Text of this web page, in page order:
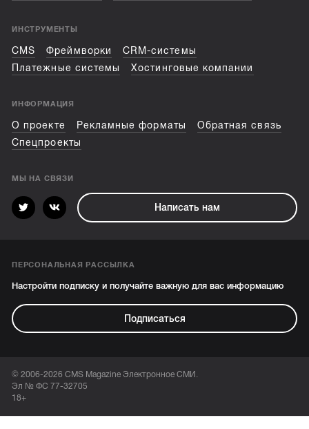
ИНСТРУМЕНТЫ
CMS Фреймворки
CRM-системы
Платежные системы
Хостинговые компании
ИНФОРМАЦИЯ
О проекте Рекламные форматы
Обратная связь
Спецпроекты
МЫ НА СВЯЗИ
Написать нам
ПЕРСОНАЛЬНАЯ РАССЫЛКА
Настройти подписку и получайте важную для вас информацию
Подписаться
© 2006-2026 CMS Magazine Электронное СМИ.
Эл № ФС 77-32705
18+